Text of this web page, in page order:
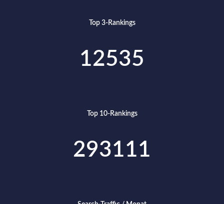
Top 3-Rankings
12535
Top 10-Rankings
293111